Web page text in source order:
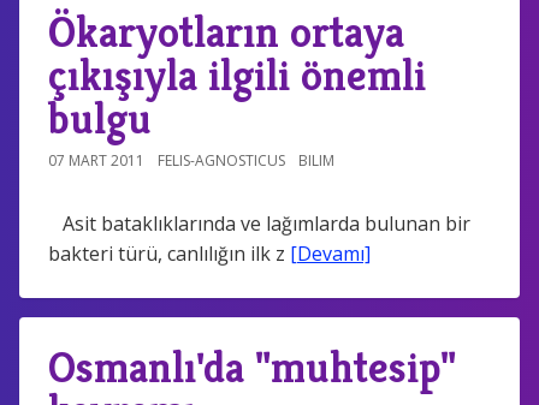
Ökaryotların ortaya
çıkışıyla ilgili önemli
bulgu
07 MART 2011 FELIS-AGNOSTICUS BILIM
Asit bataklıklarında ve lağımlarda bulunan bir
bakteri türü, canlılığın ilk z [Devamı]
Osmanlı'da "muhtesip"